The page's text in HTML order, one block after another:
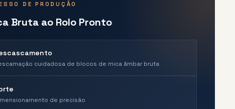
DE PRODUÇÃO
Bruta ao Rolo Pronto
cuidadosa de blocos de mica âmbar bruta
de precisão